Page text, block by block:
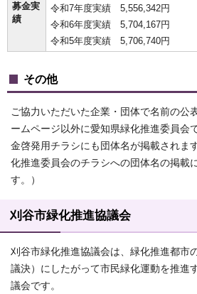
募金実
績
令和7年度実績 5,556,342円
令和6年度実績 5,704,167円
令和5年度実績 5,706,740円
その他
ご協力いただいた企業・団体で名前の公
ームページ以外に愛知県緑化推進委員会
金啓発用チラシにも団体名が掲載されま
化推進委員会のチラシへの団体名の掲載
す。）
刈谷市緑化推進協議会
刈谷市緑化推進協議会は、緑化推進都市
議決）にしたがって市民緑化運動を推進
議会です。